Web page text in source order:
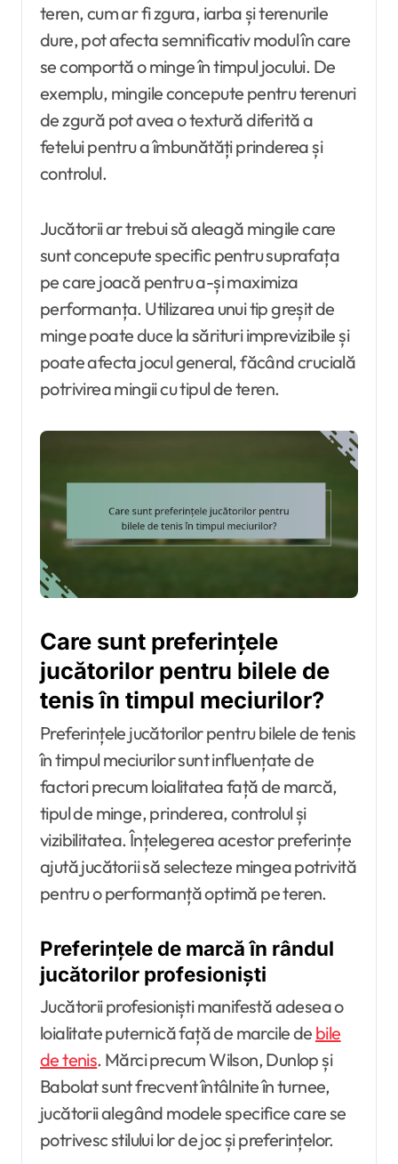
teren, cum ar fi zgura, iarba și terenurile
dure, pot afecta semnificativ modul în care
se comportă o minge în timpul jocului. De
exemplu, mingile concepute pentru terenuri
de zgură pot avea o textură diferită a
fetelui pentru a îmbunătăți prinderea și
controlul.
Jucătorii ar trebui să aleagă mingile care
sunt concepute specific pentru suprafața
pe care joacă pentru a-și maximiza
performanța. Utilizarea unui tip greșit de
minge poate duce la sărituri imprevizibile și
poate afecta jocul general, făcând crucială
potrivirea mingii cu tipul de teren.
Care sunt preferințele
jucătorilor pentru bilele de
tenis în timpul meciurilor?
Preferințele jucătorilor pentru bilele de tenis
în timpul meciurilor sunt influențate de
factori precum loialitatea față de marcă,
tipul de minge, prinderea, controlul și
vizibilitatea. Înțelegerea acestor preferințe
ajută jucătorii să selecteze mingea potrivită
pentru o performanță optimă pe teren.
Preferințele de marcă în rândul
jucătorilor profesioniști
Jucătorii profesioniști manifestă adesea o
loialitate puternică față de marcile de bile
de tenis. Mărci precum Wilson, Dunlop și
Babolat sunt frecvent întâlnite în turnee,
jucătorii alegând modele specifice care se
potrivesc stilului lor de joc și preferințelor.